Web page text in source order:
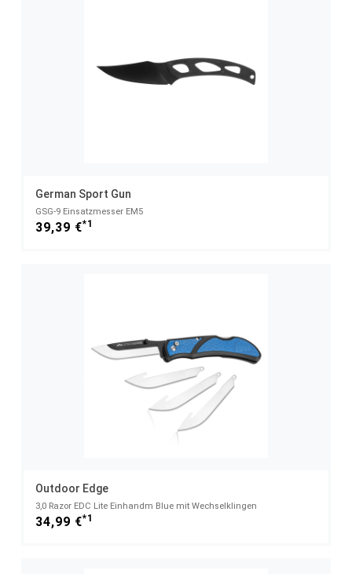
German Sport Gun
GSG-9 Einsatzmesser EM5
39,39 €*1
Outdoor Edge
3,0 Razor EDC Lite Einhandm Blue mit Wechselklingen
34,99 €*1